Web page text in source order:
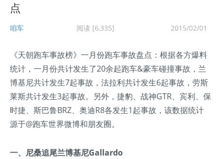
点
咱车 阅读 [6,335] 2015/02/01
《天朝跑车事故榜》一月份跑车事故盘点：根据各方爆料
统计，一月份共计发生了20余起跑车&豪车碰撞事故，兰
博基尼共计发生7起事故，法拉利共计发生6起事故，劳斯
莱斯共计发生3起事故。另外，捷豹、战神GTR、宾利、保
时捷、斯巴鲁BRZ、奥迪R8各发生1起事故，该数据统计
源于@跑车世界微博和朋友圈。
一、尼桑追尾兰博基尼Gallardo